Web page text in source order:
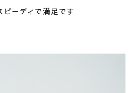
ーディで満足です